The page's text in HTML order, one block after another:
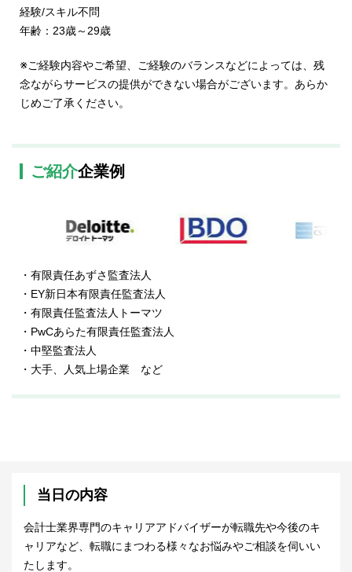
経験/スキル不問
年齢：23歳～29歳
※ご経験内容やご希望、ご経験のバランスなどによっては、残
念ながらサービスの提供ができない場合がございます。あらか
じめご了承ください。
ご紹介企業例
・有限責任あずさ監査法人
・EY新日本有限責任監査法人
・有限責任監査法人トーマツ
・PwCあらた有限責任監査法人
・中堅監査法人
・大手、人気上場企業 など
当日の内容
会計士業界専門のキャリアアドバイザーが転職先や今後のキ
ャリアなど、転職にまつわる様々なお悩みやご相談を伺いい
たします。